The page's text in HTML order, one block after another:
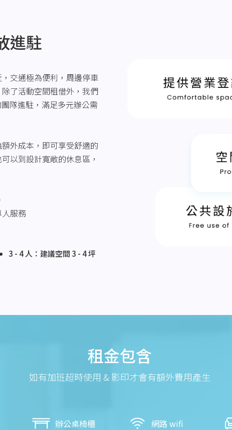
進駐
交通極為便利，周邊停車
了活動空間租借外，我們
隊進駐，滿足多元辦公需
外成本，即可享受舒適的
以到設計寬敞的休息區，
服務
3 - 4 人：建議空間 3 - 4 坪
租金包含
如有加班超時使用 & 影印才會有額外費用產生
辦公桌椅櫃 網路 wifi